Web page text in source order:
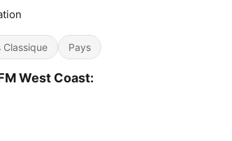
Classique Pays
West Coast: